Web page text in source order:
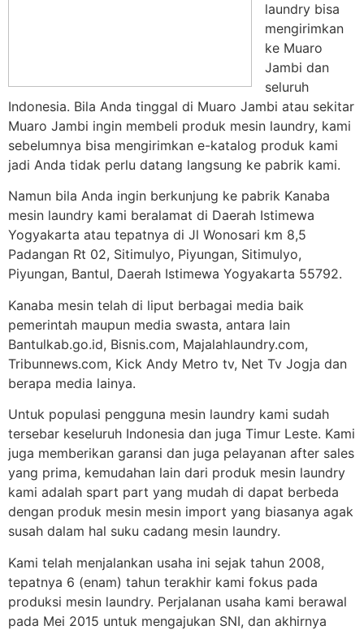
laundry bisa
mengirimkan
ke Muaro
Jambi dan
seluruh
Indonesia. Bila Anda tinggal di Muaro Jambi atau sekitar
Muaro Jambi ingin membeli produk mesin laundry, kami
sebelumnya bisa mengirimkan e-katalog produk kami
jadi Anda tidak perlu datang langsung ke pabrik kami.
Namun bila Anda ingin berkunjung ke pabrik Kanaba
mesin laundry kami beralamat di Daerah Istimewa
Yogyakarta atau tepatnya di Jl Wonosari km 8,5
Padangan Rt 02, Sitimulyo, Piyungan, Sitimulyo,
Piyungan, Bantul, Daerah Istimewa Yogyakarta 55792.
Kanaba mesin telah di liput berbagai media baik
pemerintah maupun media swasta, antara lain
Bantulkab.go.id, Bisnis.com, Majalahlaundry.com,
Tribunnews.com, Kick Andy Metro tv, Net Tv Jogja dan
berapa media lainya.
Untuk populasi pengguna mesin laundry kami sudah
tersebar keseluruh Indonesia dan juga Timur Leste. Kami
juga memberikan garansi dan juga pelayanan after sales
yang prima, kemudahan lain dari produk mesin laundry
kami adalah spart part yang mudah di dapat berbeda
dengan produk mesin mesin import yang biasanya agak
susah dalam hal suku cadang mesin laundry.
Kami telah menjalankan usaha ini sejak tahun 2008,
tepatnya 6 (enam) tahun terakhir kami fokus pada
produksi mesin laundry. Perjalanan usaha kami berawal
pada Mei 2015 untuk mengajukan SNI, dan akhirnya